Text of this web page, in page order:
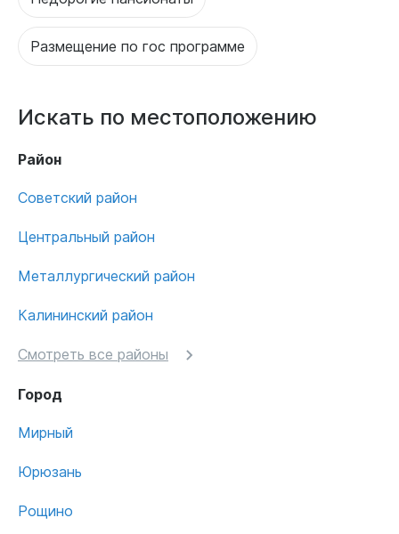
Размещение по гос программе
Искать по местоположению
Район
Советский район
Центральный район
Металлургический район
Калининский район
Смотреть все районы
Город
Мирный
Юрюзань
Рощино